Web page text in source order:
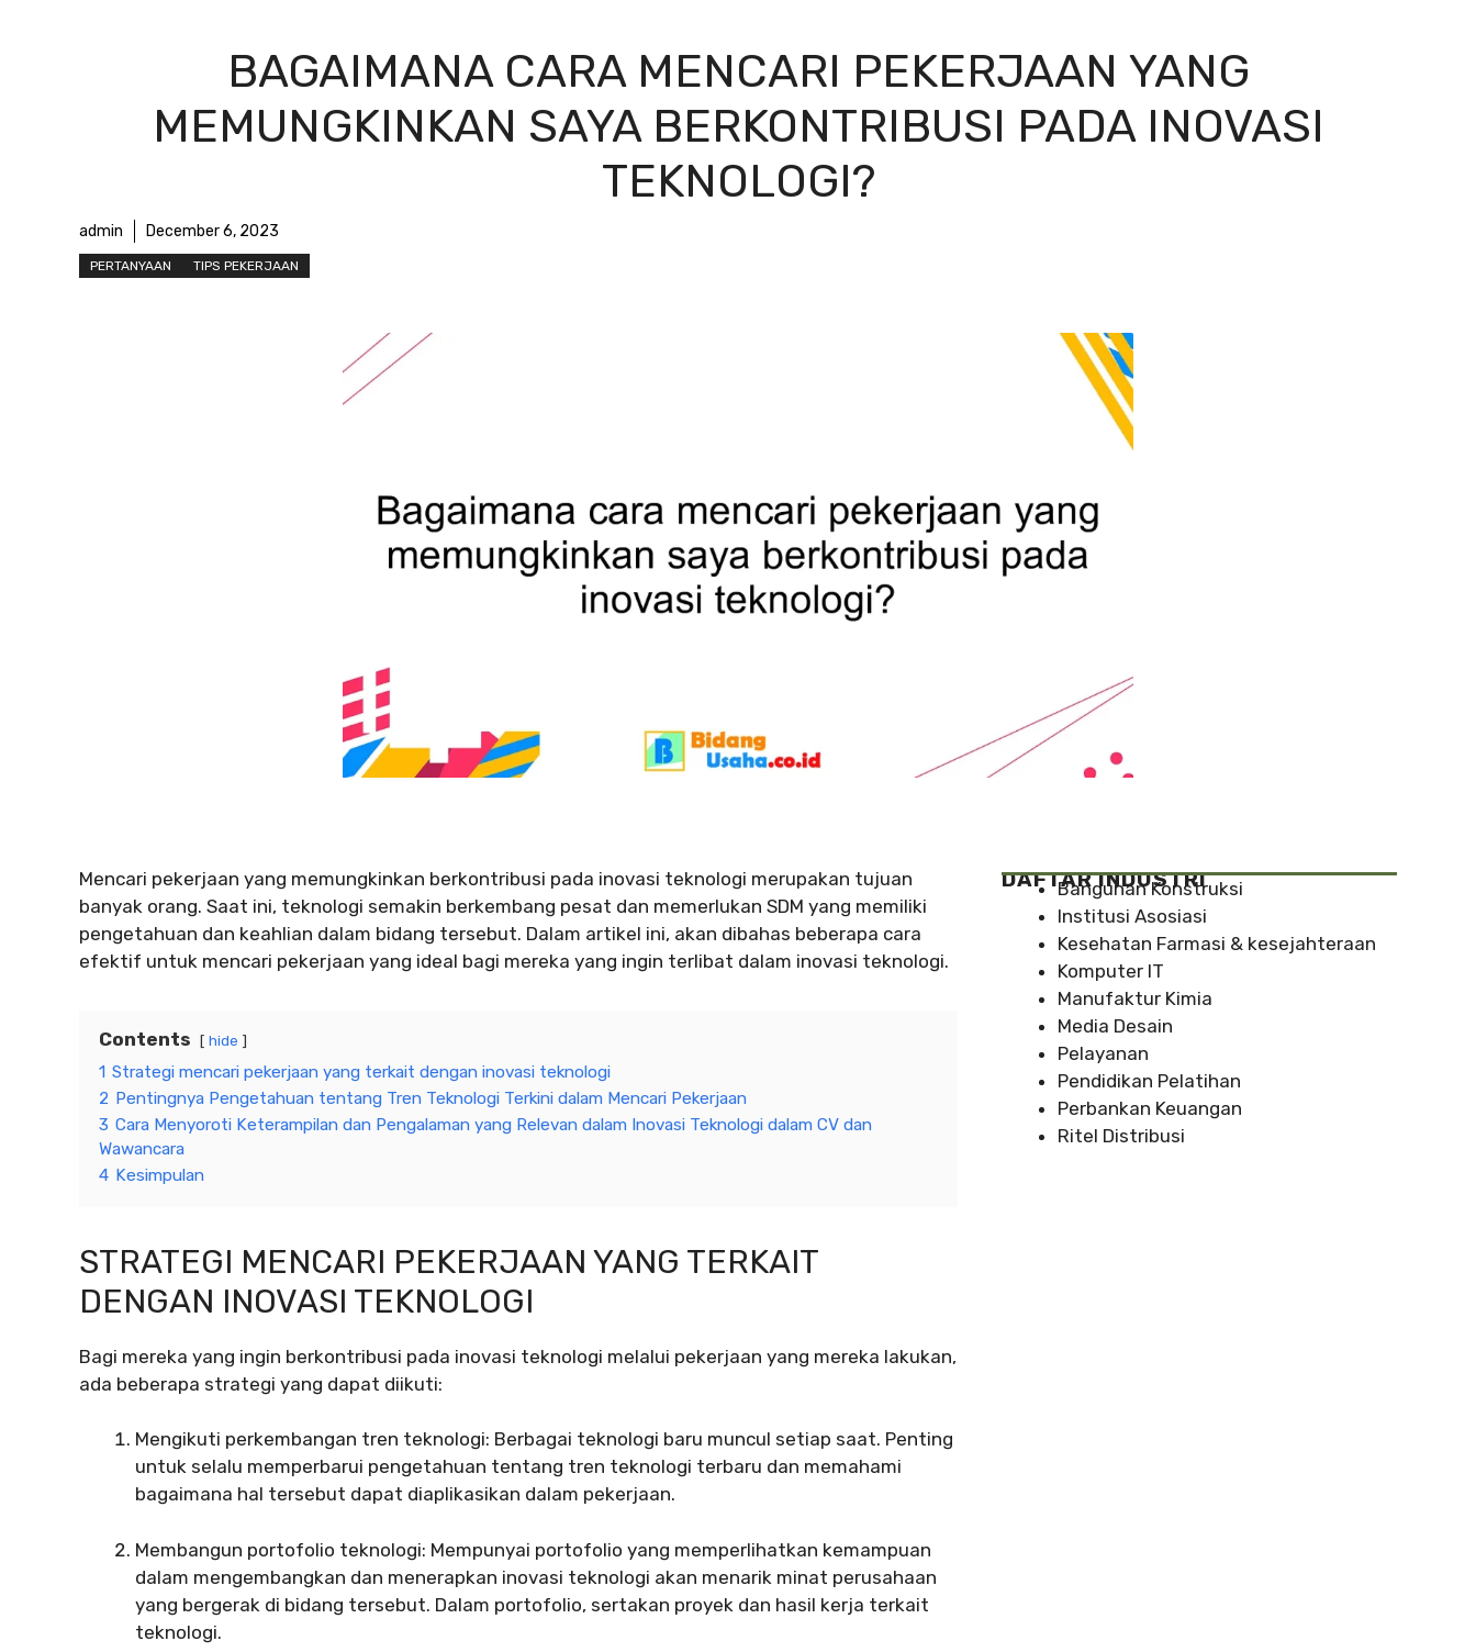
BAGAIMANA CARA MENCARI PEKERJAAN YANG
MEMUNGKINKAN SAYA BERKONTRIBUSI PADA INOVASI
TEKNOLOGI?
admin December 6, 2023
PERTANYAAN TIPS PEKERJAAN
Mencari pekerjaan yang memungkinkan berkontribusi pada inovasi teknologi merupakan tujuan
banyak orang. Saat ini, teknologi semakin berkembang pesat dan memerlukan SDM yang memiliki
pengetahuan dan keahlian dalam bidang tersebut. Dalam artikel ini, akan dibahas beberapa cara
efektif untuk mencari pekerjaan yang ideal bagi mereka yang ingin terlibat dalam inovasi teknologi.
Contents hide
1 Strategi mencari pekerjaan yang terkait dengan inovasi teknologi
2 Pentingnya Pengetahuan tentang Tren Teknologi Terkini dalam Mencari Pekerjaan
3 Cara Menyoroti Keterampilan dan Pengalaman yang Relevan dalam Inovasi Teknologi dalam CV dan
Wawancara
4 Kesimpulan
STRATEGI MENCARI PEKERJAAN YANG TERKAIT
DENGAN INOVASI TEKNOLOGI
Bagi mereka yang ingin berkontribusi pada inovasi teknologi melalui pekerjaan yang mereka lakukan,
ada beberapa strategi yang dapat diikuti:
Mengikuti perkembangan tren teknologi: Berbagai teknologi baru muncul setiap saat. Penting
untuk selalu memperbarui pengetahuan tentang tren teknologi terbaru dan memahami
bagaimana hal tersebut dapat diaplikasikan dalam pekerjaan.
Membangun portofolio teknologi: Mempunyai portofolio yang memperlihatkan kemampuan
dalam mengembangkan dan menerapkan inovasi teknologi akan menarik minat perusahaan
yang bergerak di bidang tersebut. Dalam portofolio, sertakan proyek dan hasil kerja terkait
teknologi.
DAFTAR INDUSTRI
Bangunan Konstruksi
Institusi Asosiasi
Kesehatan Farmasi & kesejahteraan
Komputer IT
Manufaktur Kimia
Media Desain
Pelayanan
Pendidikan Pelatihan
Perbankan Keuangan
Ritel Distribusi